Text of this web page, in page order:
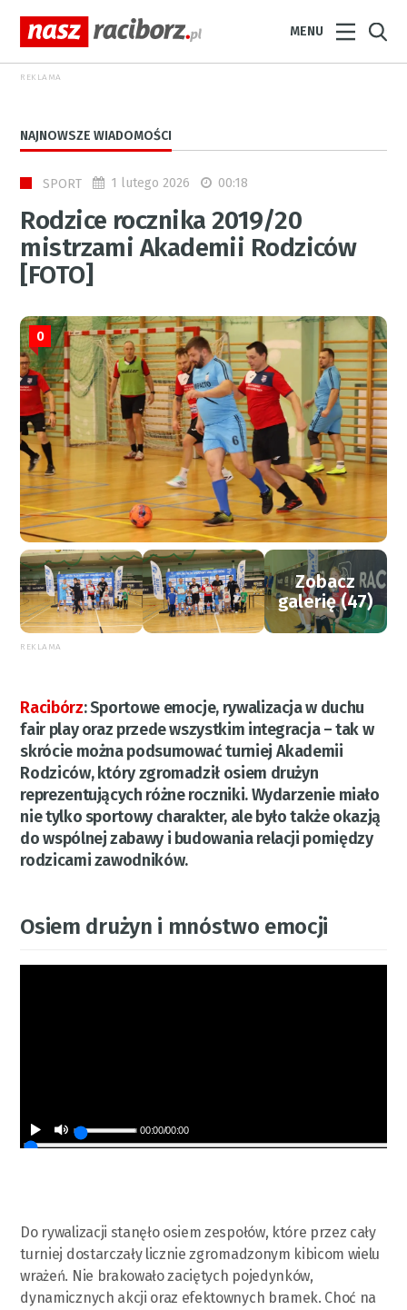
MENU
REKLAMA
NAJNOWSZE WIADOMOŚCI
SPORT 1 lutego 2026 00:18
Rodzice rocznika 2019/20
mistrzami Akademii Rodziców
[FOTO]
0
Zobacz
galerię (47)
REKLAMA
Racibórz:Sportowe emocje, rywalizacja w duchu
fair play oraz przede wszystkim integracja – tak w
skrócie można podsumować turniej Akademii
Rodziców, który zgromadził osiem drużyn
reprezentujących różne roczniki. Wydarzenie miało
nie tylko sportowy charakter, ale było także okazją
do wspólnej zabawy i budowania relacji pomiędzy
rodzicami zawodników.
Osiem drużyn i mnóstwo emocji
00:00/00:00
Do rywalizacji stanęło osiem zespołów, które przez cały
turniej dostarczały licznie zgromadzonym kibicom wielu
wrażeń. Nie brakowało zaciętych pojedynków,
dynamicznych akcji oraz efektownych bramek. Choć na